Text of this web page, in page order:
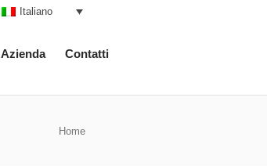
Italiano
Azienda Contatti
Home